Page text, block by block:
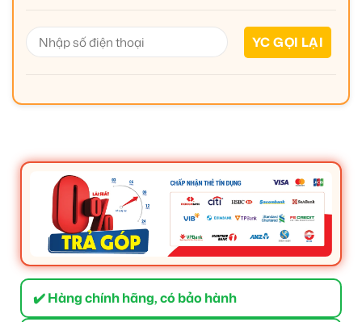
✔️ Hàng chính hãng, có bảo hành